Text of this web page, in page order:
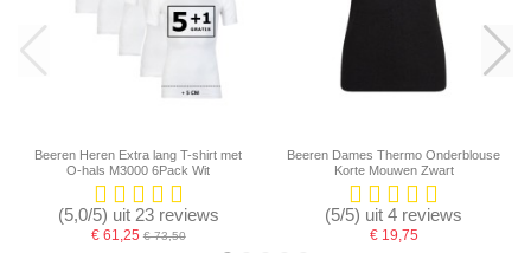
Beeren Heren Extra lang T-shirt met
O-hals M3000 6Pack Wit
(5,0/5) uit 23 reviews
€ 61,25€ 73,50
Beeren Dames Thermo Onderblouse
Korte Mouwen Zwart
(5/5) uit 4 reviews
€ 19,75